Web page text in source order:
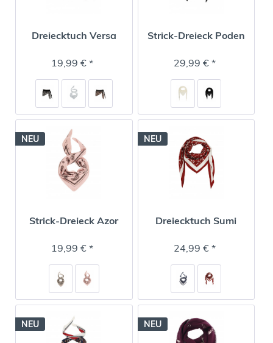
Dreiecktuch Versa
19,99 € *
Strick-Dreieck Poden
29,99 € *
NEU
Strick-Dreieck Azor
19,99 € *
NEU
Dreiecktuch Sumi
24,99 € *
NEU NEU